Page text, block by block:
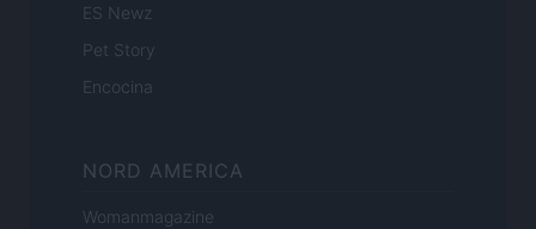
ES Newz
Pet Story
Encocina
NORD AMERICA
Womanmagazine